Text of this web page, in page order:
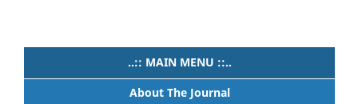
..:: MAIN MENU ::..
About The Journal